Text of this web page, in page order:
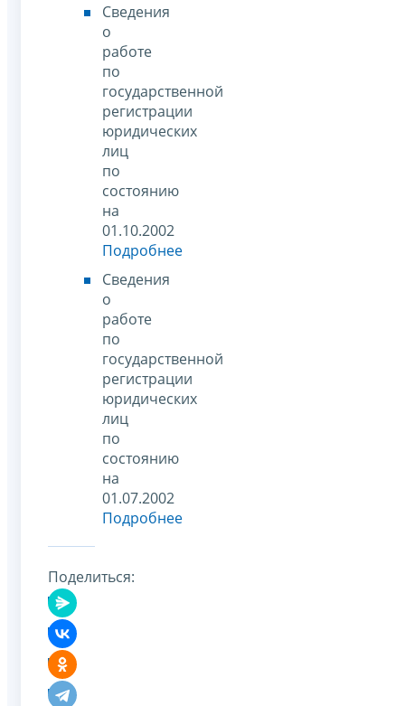
Сведения
о
работе
по
государственной
регистрации
юридических
лиц
по
состоянию
на
01.10.2002
Подробнее
Сведения
о
работе
по
государственной
регистрации
юридических
лиц
по
состоянию
на
01.07.2002
Подробнее
Поделиться: